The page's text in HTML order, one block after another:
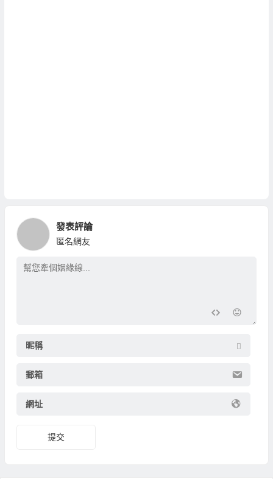
發表評論
匿名網友
昵稱
郵箱
網址
提交